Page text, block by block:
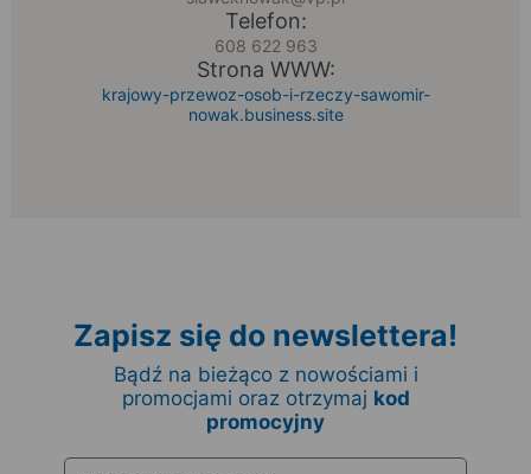
Telefon:
608 622 963
Strona WWW:
krajowy-przewoz-osob-i-rzeczy-sawomir-
nowak.business.site
Zapisz się do newslettera!
Bądź na bieżąco z nowościami i
promocjami oraz otrzymaj kod
promocyjny